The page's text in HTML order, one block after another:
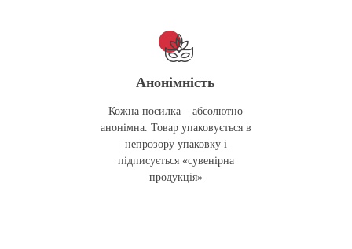
Анонімність
Кожна посилка – абсолютно
анонімна. Товар упаковується в
непрозору упаковку і
підписується «сувенірна
продукція»